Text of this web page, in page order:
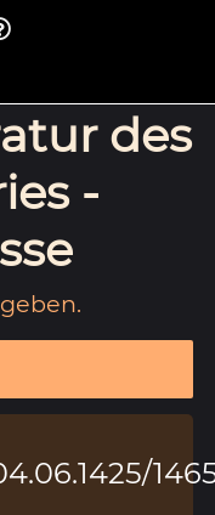
des
-